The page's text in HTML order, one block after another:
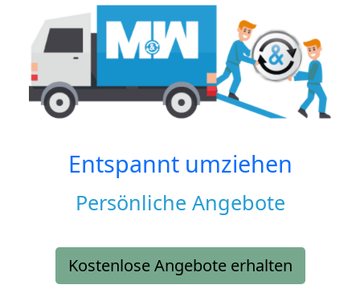
Entspannt umziehen
Persönliche Angebote
Kostenlose Angebote erhalten